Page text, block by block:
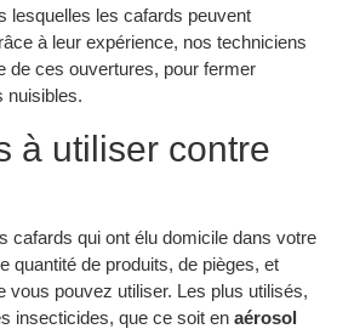
lesquelles les cafards peuvent
à leur expérience, nos techniciens
de ces ouvertures, pour fermer
nuisibles.
à utiliser contre
cafards qui ont élu domicile dans votre
quantité de produits, de pièges, et
vous pouvez utiliser. Les plus utilisés,
insecticides, que ce soit en aérosol